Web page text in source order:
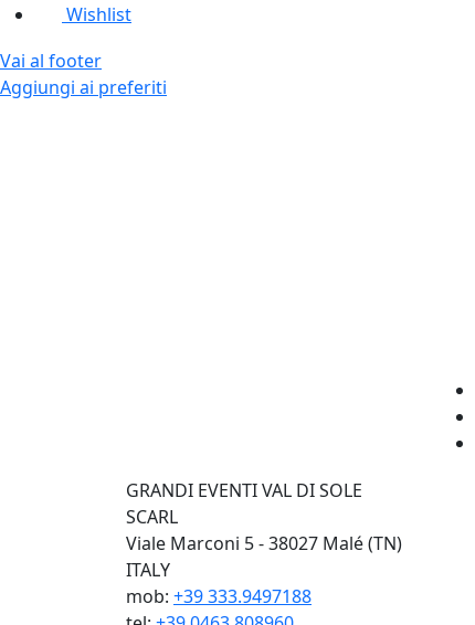
Wishlist
Vai al footer
Aggiungi ai preferiti
GRANDI EVENTI VAL DI SOLE
SCARL
Viale Marconi 5 - 38027 Malé (TN)
ITALY
mob: +39 333.9497188